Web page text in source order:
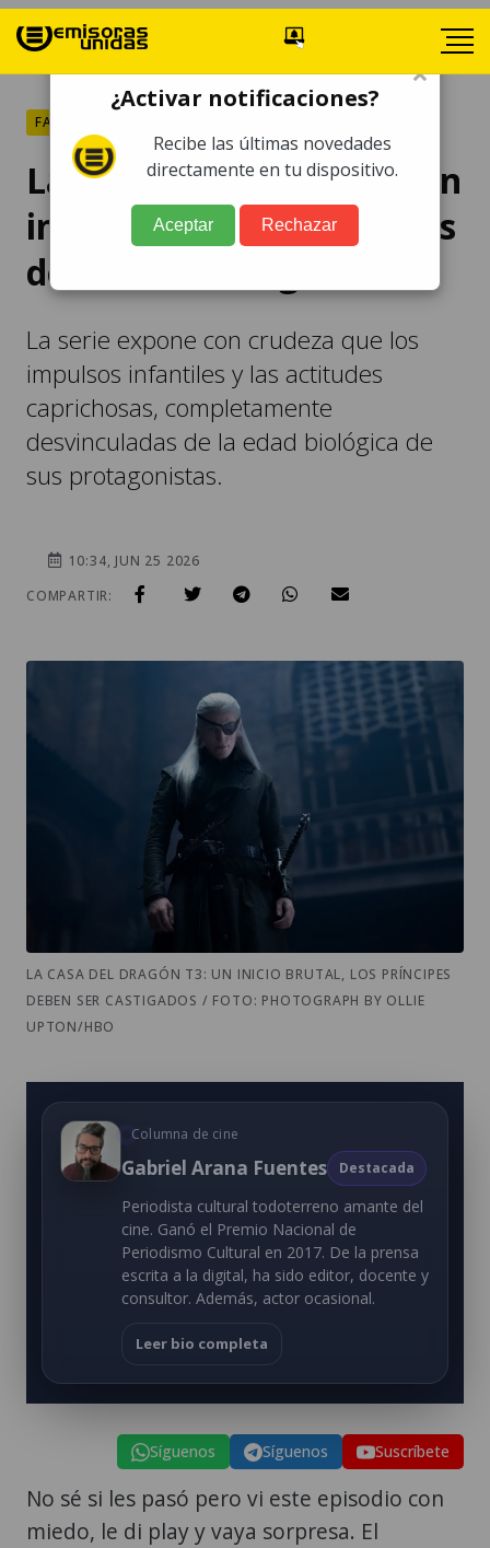
FARÁNDULA
La Casa del Dragón T3: un
inicio brutal, los príncipes
deben ser castigados
La serie expone con crudeza que los
impulsos infantiles y las actitudes
caprichosas, completamente
desvinculadas de la edad biológica de
sus protagonistas.
10:34, JUN 25 2026
COMPARTIR:
LA CASA DEL DRAGÓN T3: UN INICIO BRUTAL, LOS PRÍNCIPES
DEBEN SER CASTIGADOS / FOTO: PHOTOGRAPH BY OLLIE
UPTON/HBO
Columna de cine
Gabriel Arana Fuentes Destacada
Periodista cultural todoterreno amante del
cine. Ganó el Premio Nacional de
Periodismo Cultural en 2017. De la prensa
escrita a la digital, ha sido editor, docente y
consultor. Además, actor ocasional.
Leer bio completa
Síguenos Síguenos Suscríbete
No sé si les pasó pero vi este episodio con
miedo, le di play y vaya sorpresa. El
×
¿Activar notificaciones?
Recibe las últimas novedades
directamente en tu dispositivo.
Aceptar Rechazar